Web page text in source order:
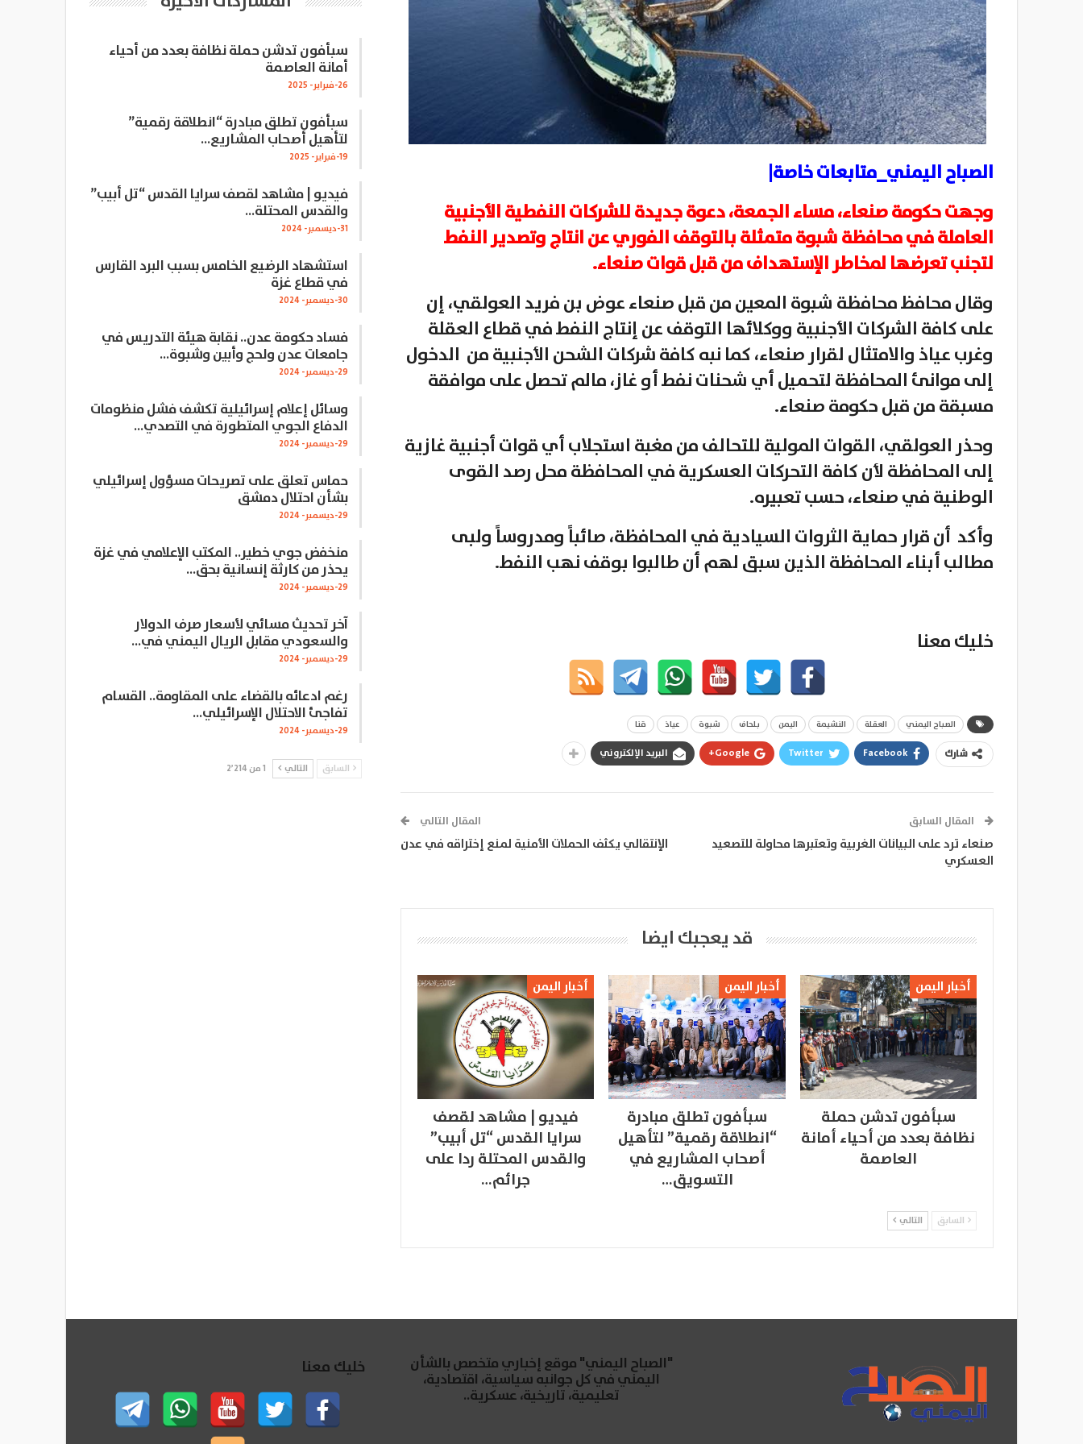
الصباح اليمني_متابعات خاصة|
وجهت حكومة صنعاء، مساء الجمعة، دعوة جديدة للشركات النفطية الأجنبية
العاملة في محافظة شبوة متمثلة بالتوقف الفوري عن انتاج وتصدير النفط
لتجنب تعرضها لمخاطر الإستهداف من قبل قوات صنعاء.
وقال محافظ محافظة شبوة المعين من قبل صنعاء عوض بن فريد العولقي، إن
على كافة الشركات الأجنبية ووكلائها التوقف عن إنتاج النفط في قطاع العقلة
وغرب عياذ والامتثال لقرار صنعاء، كما نبه كافة شركات الشحن الأجنبية من الدخول
إلى موانئ المحافظة لتحميل أي شحنات نفط أو غاز، مالم تحصل على موافقة
مسبقة من قبل حكومة صنعاء.
وحذر العولقي، القوات المولية للتحالف من مغبة استجلاب أي قوات أجنبية غازية
إلى المحافظة لأن كافة التحركات العسكرية في المحافظة محل رصد القوى
الوطنية في صنعاء، حسب تعبيره.
وأكد أن قرار حماية الثروات السيادية في المحافظة، صائباً ومدروساً ولبى
مطالب أبناء المحافظة الذين سبق لهم أن طالبوا بوقف نهب النفط.
خليك معنا
الصباح اليمني العقلة النشيمة اليمن بلحاف شبوة عياذ قنا
شارك Facebook
Twitter
Google+ البريد الإلكتروني
المقال السابق
صنعاء ترد على البيانات الغربية وتعتبرها محاولة للتصعيد
العسكري
المقال التالي
الإنتقالي يكثف الحملات الأمنية لمنع إختراقه في عدن
قد يعجبك ايضا
أخبار اليمن
سبأفون تدشن حملة
نظافة بعدد من أحياء أمانة
العاصمة
أخبار اليمن
سبأفون تطلق مبادرة
“انطلاقة رقمية” لتأهيل
أصحاب المشاريع في
التسويق…
أخبار اليمن
فيديو | مشاهد لقصف
سرايا القدس “تل أبيب”
والقدس المحتلة ردا على
جرائم…
السابق التالي
سبأفون تدشن حملة نظافة بعدد من أحياء
أمانة العاصمة
26-فبراير- 2025
سبأفون تطلق مبادرة “انطلاقة رقمية”
لتأهيل أصحاب المشاريع…
19-فبراير- 2025
فيديو | مشاهد لقصف سرايا القدس “تل أبيب”
والقدس المحتلة…
31-ديسمبر- 2024
استشهاد الرضيع الخامس بسبب البرد القارس
في قطاع غزة
30-ديسمبر- 2024
فساد حكومة عدن.. نقابة هيئة التدريس في
جامعات عدن ولحج وأبين وشبوة…
29-ديسمبر- 2024
وسائل إعلام إسرائيلية تكشف فشل منظومات
الدفاع الجوي المتطورة في التصدي…
29-ديسمبر- 2024
حماس تعلق على تصريحات مسؤول إسرائيلي
بشأن احتلال دمشق
29-ديسمبر- 2024
منخفض جوي خطير.. المكتب الإعلامي في غزة
يحذر من كارثة إنسانية بحق…
29-ديسمبر- 2024
آخر تحديث مسائي لأسعار صرف الدولار
والسعودي مقابل الريال اليمني في…
29-ديسمبر- 2024
رغم ادعائه بالقضاء على المقاومة.. القسام
تفاجئ الاحتلال الإسرائيلي…
29-ديسمبر- 2024
السابق التالي 1 من 2٬214
"الصباح اليمني" موقع إخباري متخصص بالشأن
اليمني في كل جوانبه سياسية، اقتصادية،
تعليمية، تاريخية، عسكرية..
خليك معنا